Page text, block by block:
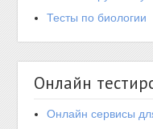
Тесты по биологии
Онлайн
Онлайн сервисы